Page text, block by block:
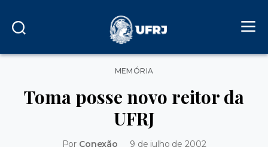
Categorias
MEMÓRIA
Toma posse novo reitor da
UFRJ
Por Conexão 9 de julho de 2002